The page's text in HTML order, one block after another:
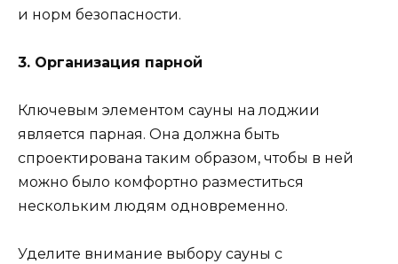
и норм безопасности.
3. Организация парной
Ключевым элементом сауны на лоджии
является парная. Она должна быть
спроектирована таким образом, чтобы в ней
можно было комфортно разместиться
нескольким людям одновременно.
Уделите внимание выбору сауны с